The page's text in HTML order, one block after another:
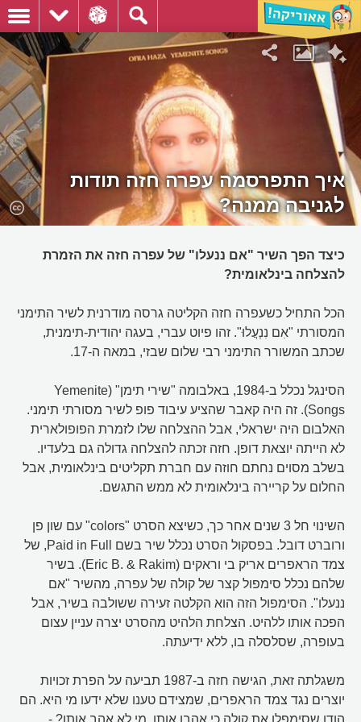
איך התפרסמה עפרה חזה תודות
לגניבה ממנה?
כיצד הפך השיר "אם ננעלו" של עפרה חזה את הזמרת
להצלחה בינלאומית?
הכל התחיל כשעפרה חזה הקליטה גרסה מודרנית לשיר התימני
המסורתי "אִם נִנְעֲלוּ". זהו פיוט עברי, בעגה יהודית-תימנית,
שכתב המשורר התימני רבי שלום שבזי, במאה ה-17.
הסינגל נכלל ב-1984, באלבומה "שירי תימן" (Yemenite
Songs). זה היה קאבר שהציע עיבוד פופ לשיר מסורתי תימני.
האלבום היה ישראלי, אבל ההצלחה שלו לזמרת הפופולארית
לא הייתה יוצאת דופן. חזה זכתה להצלחה גדולה גם בלעדיו.
בשלב מסוים נחתם חוזה עם חברת תקליטים בינלאומית, אבל
החלום על קריירה בינלאומית לא ממש התגשם.
השינוי חל 3 שנים אחר כך, כשיצא הסרט "colors" עם שון פן
ורוברט דובל. בפסקול הסרט נכלל שיר בשם Paid in Full, של
צמד הראפרים אריק בי וראקים (Eric B. & Rakim). בשיר
שלהם נכלל סימפול קצר של קולה של עפרה, מהשיר "אם
ננעלו". הסימפול הזה הוא הקלטה זעירה ששולבה בשיר, אבל
הפכה אותו ללהיט. הצלחת הלהיט מהסרט יצרה עניין עצום
בעופרה, שסלסלה בו, ללא ידיעתה.
משגלתה זאת, הגישה חזה ב-1987 תביעה על הפרת זכויות
יוצרים נגד צמד הראפרים, שמצידם טענו שלא ידעו מי היא. הם
הודו שסימפלו את קולה כי אהבו אותו. מי לא אהב אותו? -